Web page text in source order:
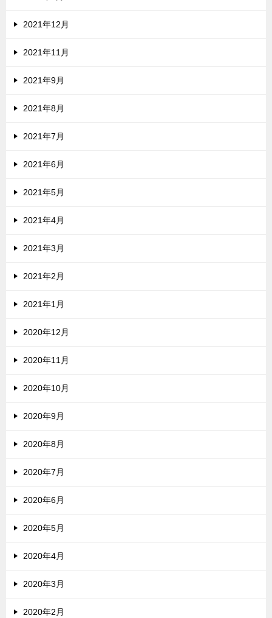
2021年12月
2021年11月
2021年9月
2021年8月
2021年7月
2021年6月
2021年5月
2021年4月
2021年3月
2021年2月
2021年1月
2020年12月
2020年11月
2020年10月
2020年9月
2020年8月
2020年7月
2020年6月
2020年5月
2020年4月
2020年3月
2020年2月